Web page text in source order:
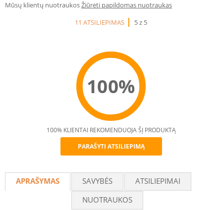
Mūsų klientų nuotraukosŽiūrėti papildomas nuotraukas
11 ATSILIEPIMAS
5 z 5
100%
Recommend
100% KLIENTAI REKOMENDUOJA ŠĮ PRODUKTĄ
PARAŠYTI ATSILIEPIMĄ
APRAŠYMAS SAVYBĖS
ATSILIEPIMAI
NUOTRAUKOS